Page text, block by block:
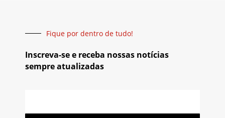
Fique por dentro de tudo!
Inscreva-se e receba nossas notícias
sempre atualizadas